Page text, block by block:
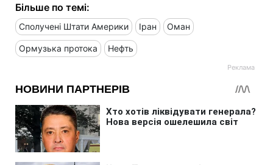
Більше по темі:
Сполучені Штати Америки Іран Оман
Ормузька протока Нефть